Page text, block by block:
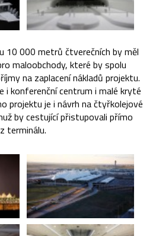
10 000 metrů čtverečních by měl
maloobchody, které by spolu
na zaplacení nákladů projektu.
i konferenční centrum i malé kryté
projektu je i návrh na čtyřkolejové
by cestující přistupovali přímo
z terminálu.